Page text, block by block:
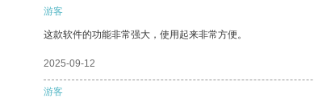
游客
这款软件的功能非常强大，使用起来非常方便。
2025-09-12
游客